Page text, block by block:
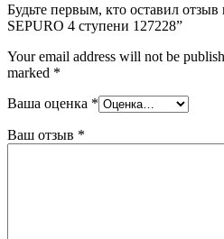
Будьте первым, кто оставил
SEPURO 4 ступени 127228”
Your email address will not be
marked *
Ваша оценка *
Ваш отзыв *